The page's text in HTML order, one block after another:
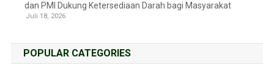
dan PMI Dukung Ketersediaan Darah bagi Masyarakat
Juli 18, 2026
POPULAR CATEGORIES